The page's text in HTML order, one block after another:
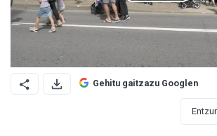
Gehitu gaitzazu Googlen